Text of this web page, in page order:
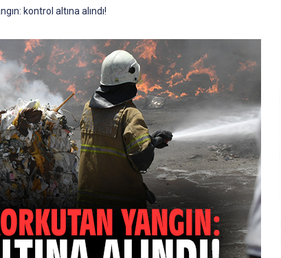
kontrol altına alındı!